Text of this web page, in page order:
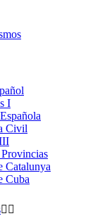
I
Civil
Catalunya
Cuba
 